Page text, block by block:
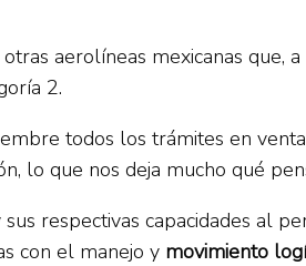
aerolíneas mexicanas que,
2.
todos los trámites en
lo que nos deja mucho qué
sus respectivas capacidades al
con el manejo y movimiento